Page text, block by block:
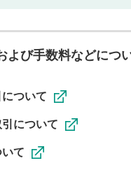
したものとします。また、
作者人格権を行使しないこ
したコメントは、当社サー
ります。
よび手数料などにつ
ついて
について
て